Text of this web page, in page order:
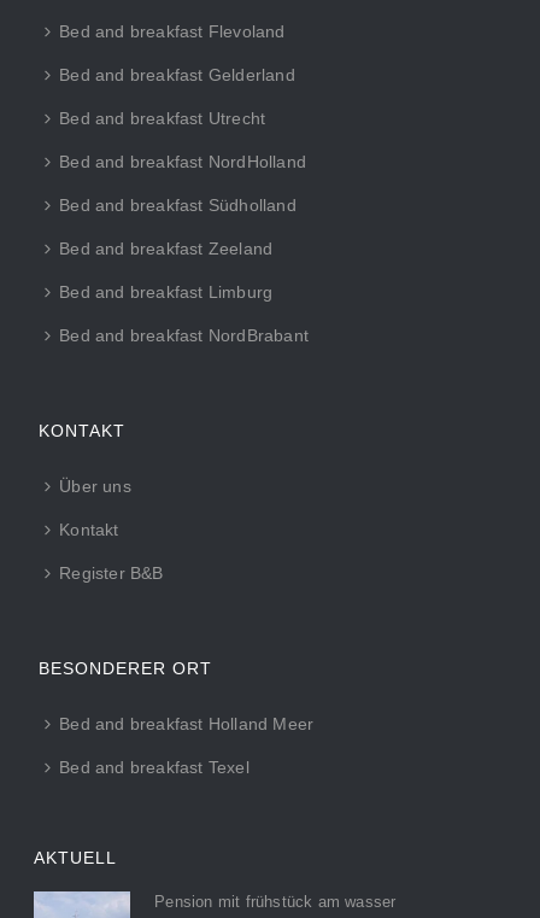
Bed and breakfast Flevoland
Bed and breakfast Gelderland
Bed and breakfast Utrecht
Bed and breakfast NordHolland
Bed and breakfast Südholland
Bed and breakfast Zeeland
Bed and breakfast Limburg
Bed and breakfast NordBrabant
KONTAKT
Über uns
Kontakt
Register B&B
BESONDERER ORT
Bed and breakfast Holland Meer
Bed and breakfast Texel
AKTUELL
Pension mit frühstück am wasser